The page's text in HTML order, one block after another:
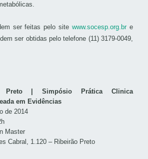
metabólicas.
ser feitas pelo sitewww.socesp.org.bre
ser obtidas pelo telefone (11) 3179-0049,
Preto | Simpósio Prática Clinica
em Evidências
de 2014
Master
Cabral, 1.120 – Ribeirão Preto